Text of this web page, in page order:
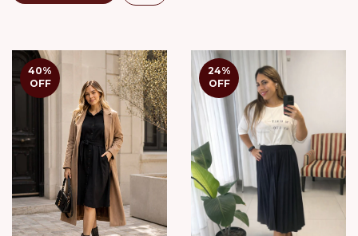
40%
OFF
24%
OFF